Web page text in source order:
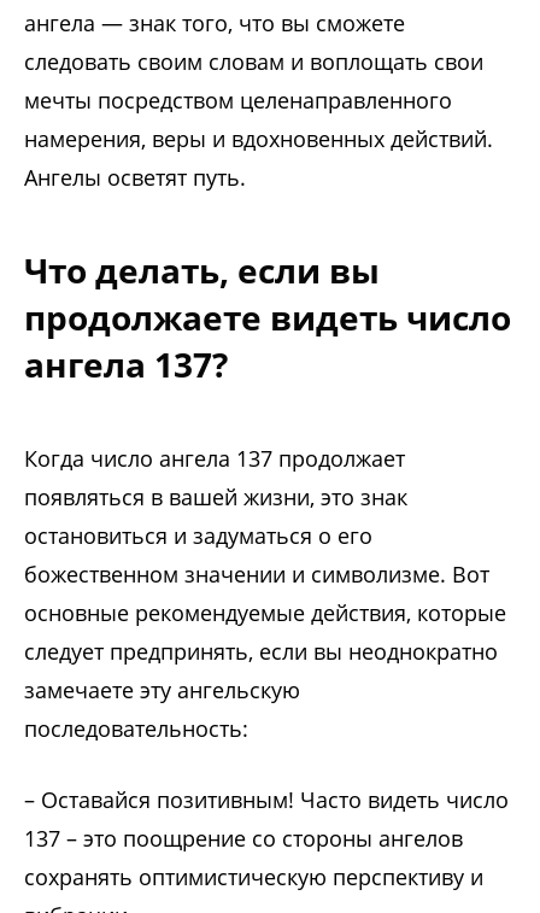
ангела — знак того, что вы сможете
следовать своим словам и воплощать свои
мечты посредством целенаправленного
намерения, веры и вдохновенных действий.
Ангелы осветят путь.
Что делать, если вы
продолжаете видеть число
ангела 137?
Когда число ангела 137 продолжает
появляться в вашей жизни, это знак
остановиться и задуматься о его
божественном значении и символизме. Вот
основные рекомендуемые действия, которые
следует предпринять, если вы неоднократно
замечаете эту ангельскую
последовательность:
– Оставайся позитивным! Часто видеть число
137 – это поощрение со стороны ангелов
сохранять оптимистическую перспективу и